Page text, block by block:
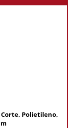
Polietileno,